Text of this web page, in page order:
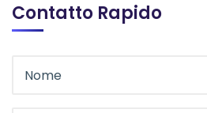
Contatto Rapido